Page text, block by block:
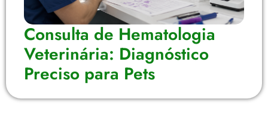
Consulta de Hematologia
Veterinária: Diagnóstico
Preciso para Pets